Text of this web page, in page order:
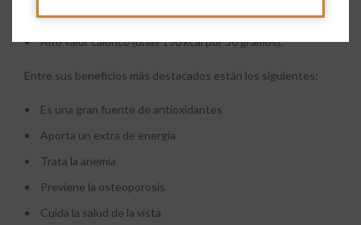
hidratos de carbono.
Alto valor calórico (unas 150 kcal por 50 gramos).
Entre sus beneficios más destacados están los siguientes:
Es una gran fuente de antioxidantes
Aporta un extra de energía
Trata la anemia
Previene la osteoporosis
Cuida la salud de la vista